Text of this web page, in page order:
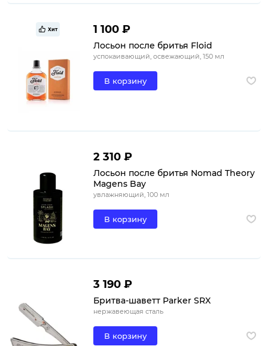
Хит 1 100 ₽
Лосьон после бритья Floid
успокаивающий, освежающий, 150 мл
В корзину
2 310 ₽
Лосьон после бритья Nomad Theory
Magens Bay
увлажняющий, 100 мл
В корзину
3 190 ₽
Бритва-шаветт Parker SRX
нержавеющая сталь
В корзину